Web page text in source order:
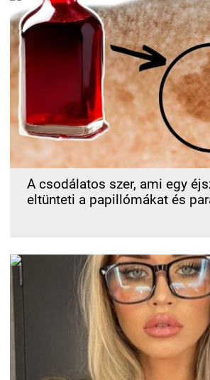
A csodálatos szer, ami egy
eltünteti a papillómákat és